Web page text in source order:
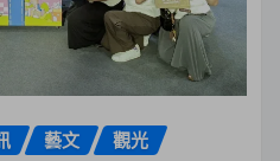
藝文 觀光